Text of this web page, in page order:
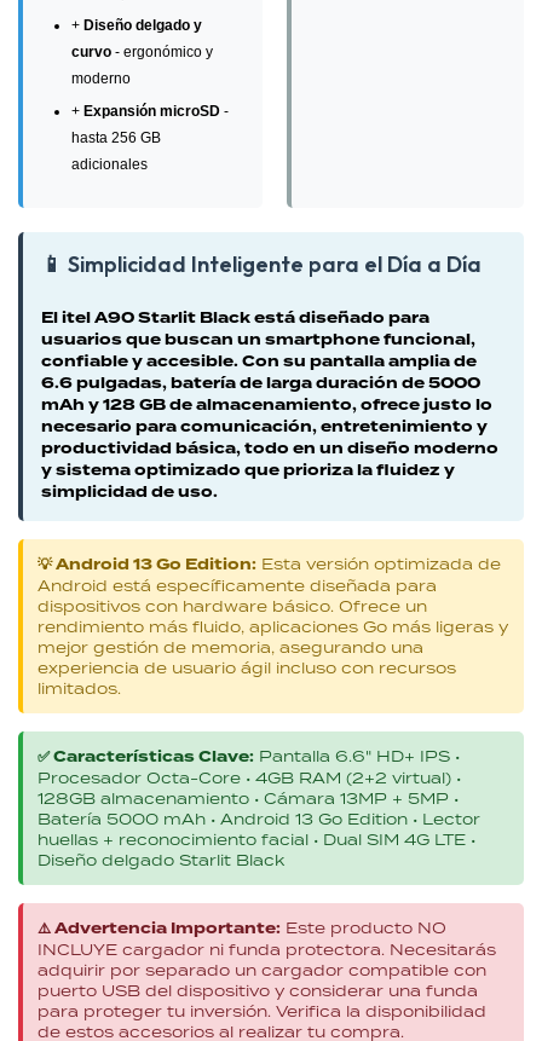
+ Diseño delgado y
curvo - ergonómico y
moderno
+ Expansión microSD -
hasta 256 GB
adicionales
📱 Simplicidad Inteligente para el Día a Día
El itel A90 Starlit Black está diseñado para
usuarios que buscan un smartphone funcional,
confiable y accesible. Con su pantalla amplia de
6.6 pulgadas, batería de larga duración de 5000
mAh y 128 GB de almacenamiento, ofrece justo lo
necesario para comunicación, entretenimiento y
productividad básica, todo en un diseño moderno
y sistema optimizado que prioriza la fluidez y
simplicidad de uso.
💡 Android 13 Go Edition: Esta versión optimizada de
Android está específicamente diseñada para
dispositivos con hardware básico. Ofrece un
rendimiento más fluido, aplicaciones Go más ligeras y
mejor gestión de memoria, asegurando una
experiencia de usuario ágil incluso con recursos
limitados.
✅ Características Clave: Pantalla 6.6" HD+ IPS •
Procesador Octa-Core • 4GB RAM (2+2 virtual) •
128GB almacenamiento • Cámara 13MP + 5MP •
Batería 5000 mAh • Android 13 Go Edition • Lector
huellas + reconocimiento facial • Dual SIM 4G LTE •
Diseño delgado Starlit Black
⚠️ Advertencia Importante: Este producto NO
INCLUYE cargador ni funda protectora. Necesitarás
adquirir por separado un cargador compatible con
puerto USB del dispositivo y considerar una funda
para proteger tu inversión. Verifica la disponibilidad
de estos accesorios al realizar tu compra.